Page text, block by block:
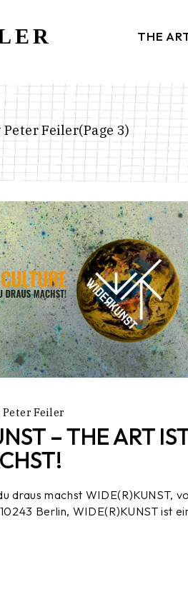
THE
Peter Feiler(Page 3)
Peter Feiler
– THE ART
draus machst WIDE(R)KUNST,
Berlin, WIDE(R)KUNST ist